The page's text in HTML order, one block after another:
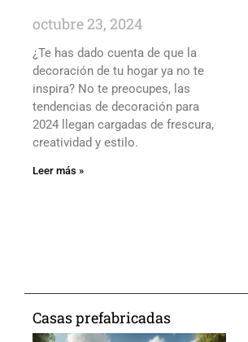
octubre 23, 2024
¿Te has dado cuenta de que la
decoración de tu hogar ya no te
inspira? No te preocupes, las
tendencias de decoración para
2024 llegan cargadas de frescura,
creatividad y estilo.
Leer más »
Casas prefabricadas